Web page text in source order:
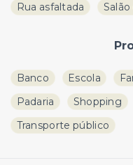
Rua asfaltada
Banco Escola
Padaria
Shopping
Transporte público